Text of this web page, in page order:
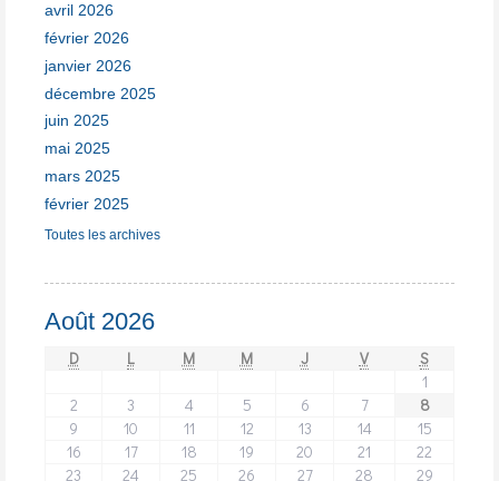
avril 2026
février 2026
janvier 2026
décembre 2025
juin 2025
mai 2025
mars 2025
février 2025
Toutes les archives
Août 2026
D L M M J V
S
1
2
3 4 5 6 7
8
9
10 11 12 13 14
15
16
17 18 19 20 21
22
23
24 25 26 27 28
29